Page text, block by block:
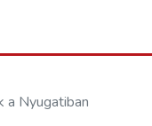
a Nyugatiban